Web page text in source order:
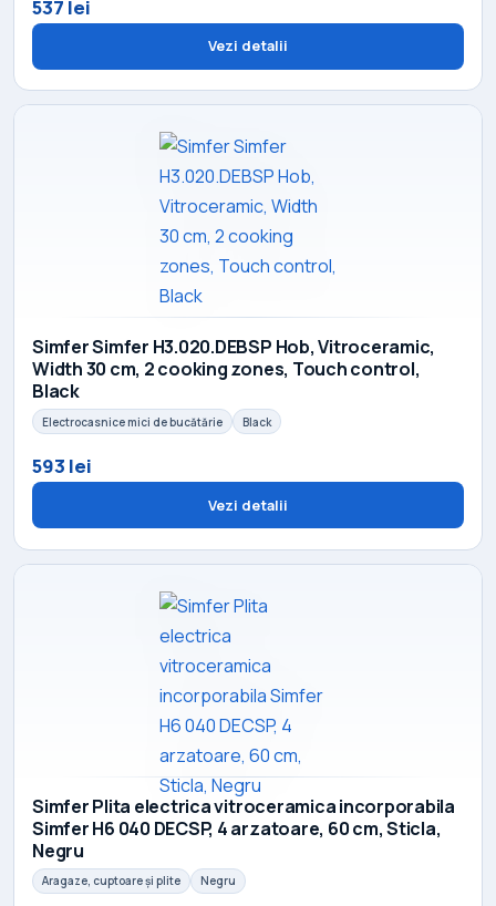
537 lei
Vezi detalii
Simfer Simfer H3.020.DEBSP Hob, Vitroceramic,
Width 30 cm, 2 cooking zones, Touch control,
Black
Electrocasnice mici de bucătărie Black
593 lei
Vezi detalii
Simfer Plita electrica vitroceramica incorporabila
Simfer H6 040 DECSP, 4 arzatoare, 60 cm, Sticla,
Negru
Aragaze, cuptoare și plite Negru